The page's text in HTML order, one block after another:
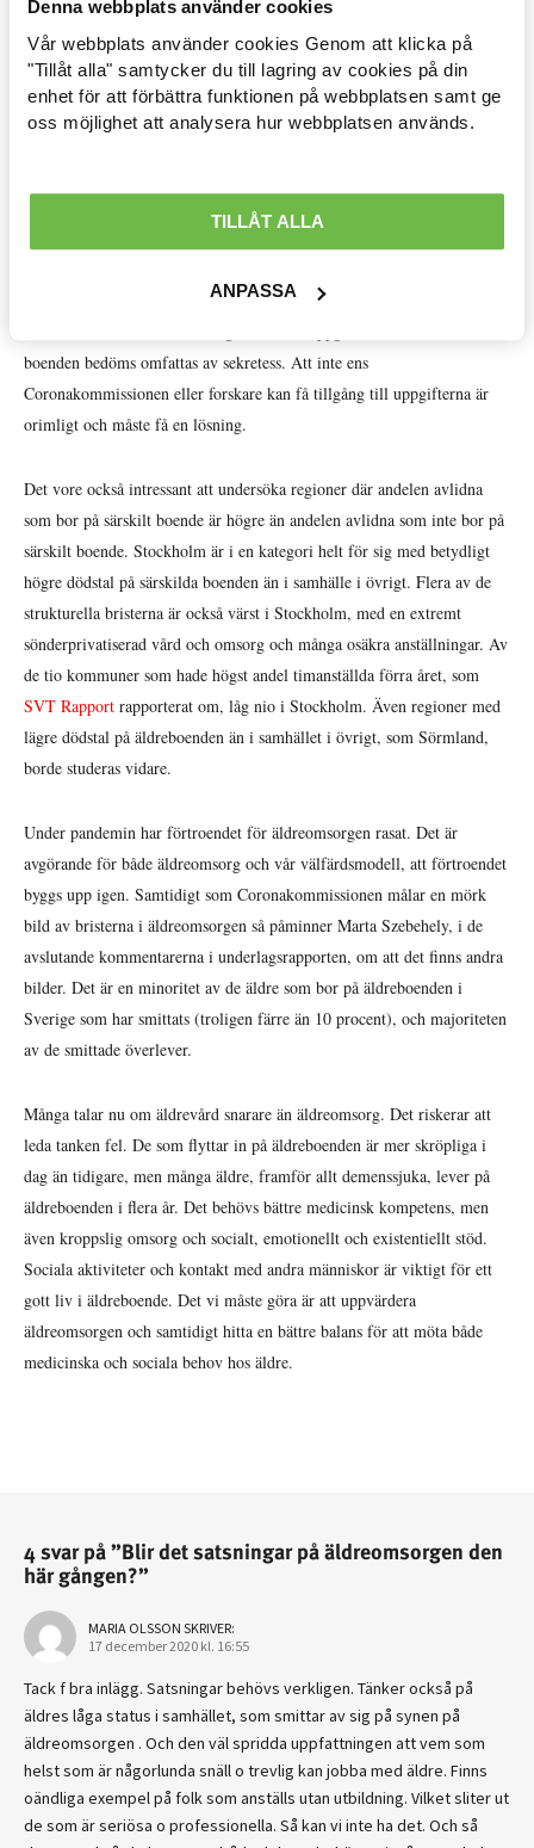
Denna webbplats använder cookies
Vår webbplats använder cookies Genom att klicka på
"Tillåt alla" samtycker du till lagring av cookies på din
enhet för att förbättra funktionen på webbplatsen samt ge
oss möjlighet att analysera hur webbplatsen används.
TILLÅT ALLA
ANPASSA
Arbetsmarknad »
Avtal löner & arbetsrätt »
Internationellt »
Välfärd »
Distriktsbloggare »
Förhoppningsvis fortsätter även Coronakommissionen att utreda
äldreomsorgen. Marta Szebehely hade i praktiken bara två månader på
sig för sin underlagsrapport och hon pekar på att det behövs fallstudier
några få äldreboenden stått för en stor del av dödsfallen. Internationellt
och några studier hittar inte några skillnader. I dag går det inte att göra
boenden bedöms omfattas av sekretess. Att inte ens
Coronakommissionen eller forskare kan få tillgång till uppgifterna är
orimligt och måste få en lösning.
Det vore också intressant att undersöka regioner där andelen avlidna
som bor på särskilt boende är högre än andelen avlidna som inte bor på
särskilt boende. Stockholm är i en kategori helt för sig med betydligt
högre dödstal på särskilda boenden än i samhälle i övrigt. Flera av de
strukturella bristerna är också värst i Stockholm, med en extremt
sönderprivatiserad vård och omsorg och många osäkra anställningar. Av
de tio kommuner som hade högst andel timanställda förra året, som
SVT Rapport rapporterat om, låg nio i Stockholm. Även regioner med
lägre dödstal på äldreboenden än i samhället i övrigt, som Sörmland,
borde studeras vidare.
Under pandemin har förtroendet för äldreomsorgen rasat. Det är
avgörande för både äldreomsorg och vår välfärdsmodell, att förtroendet
byggs upp igen. Samtidigt som Coronakommissionen målar en mörk
bild av bristerna i äldreomsorgen så påminner Marta Szebehely, i de
avslutande kommentarerna i underlagsrapporten, om att det finns andra
bilder. Det är en minoritet av de äldre som bor på äldreboenden i
Sverige som har smittats (troligen färre än 10 procent), och majoriteten
av de smittade överlever.
Många talar nu om äldrevård snarare än äldreomsorg. Det riskerar att
leda tanken fel. De som flyttar in på äldreboenden är mer skröpliga i
dag än tidigare, men många äldre, framför allt demenssjuka, lever på
äldreboenden i flera år. Det behövs bättre medicinsk kompetens, men
även kroppslig omsorg och socialt, emotionellt och existentiellt stöd.
Sociala aktiviteter och kontakt med andra människor är viktigt för ett
gott liv i äldreboende. Det vi måste göra är att uppvärdera
äldreomsorgen och samtidigt hitta en bättre balans för att möta både
medicinska och sociala behov hos äldre.
4 svar på ”Blir det satsningar på äldreomsorgen den
här gången?”
MARIA OLSSON SKRIVER:
17 december 2020 kl. 16:55
Tack f bra inlägg. Satsningar behövs verkligen. Tänker också på
äldres låga status i samhället, som smittar av sig på synen på
äldreomsorgen . Och den väl spridda uppfattningen att vem som
helst som är någorlunda snäll o trevlig kan jobba med äldre. Finns
oändliga exempel på folk som anställs utan utbildning. Vilket sliter ut
de som är seriösa o professionella. Så kan vi inte ha det. Och så